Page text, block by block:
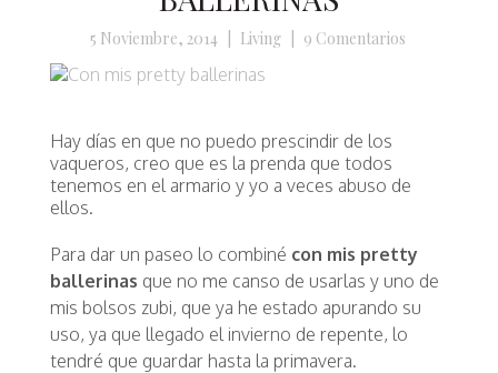
5 Noviembre, 2014 Living 9 Comentarios
Hay días en que no puedo prescindir de los
vaqueros, creo que es la prenda que todos
tenemos en el armario y yo a veces abuso de
ellos.
Para dar un paseo lo combiné con mis pretty
ballerinas que no me canso de usarlas y uno de
mis bolsos zubi, que ya he estado apurando su
uso, ya que llegado el invierno de repente, lo
tendré que guardar hasta la primavera.